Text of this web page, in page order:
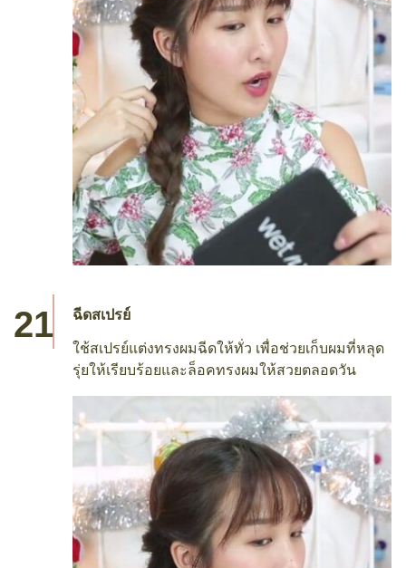
ฉีดสเปรย์
ใช้สเปรย์แต่งทรงผมฉีดให้ทั่ว เพื่อช่วยเก็บผมที่หลุด
รุ่ยให้เรียบร้อยและล็อคทรงผมให้สวยตลอดวัน